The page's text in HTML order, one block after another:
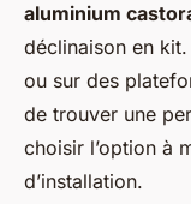
aluminium
déclinaison en kit.
ou sur des
de trouver une
choisir l’option à
d’installation.